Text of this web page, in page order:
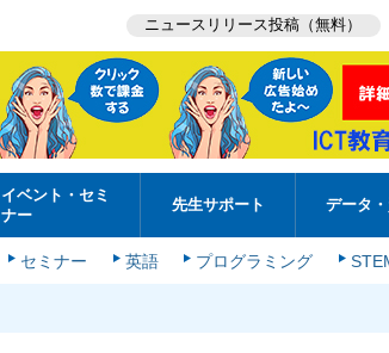
ニュースリリース投稿（無料）
イベント・セミ
ナー
先生サポート データ
セミナー 英語 プログラミング